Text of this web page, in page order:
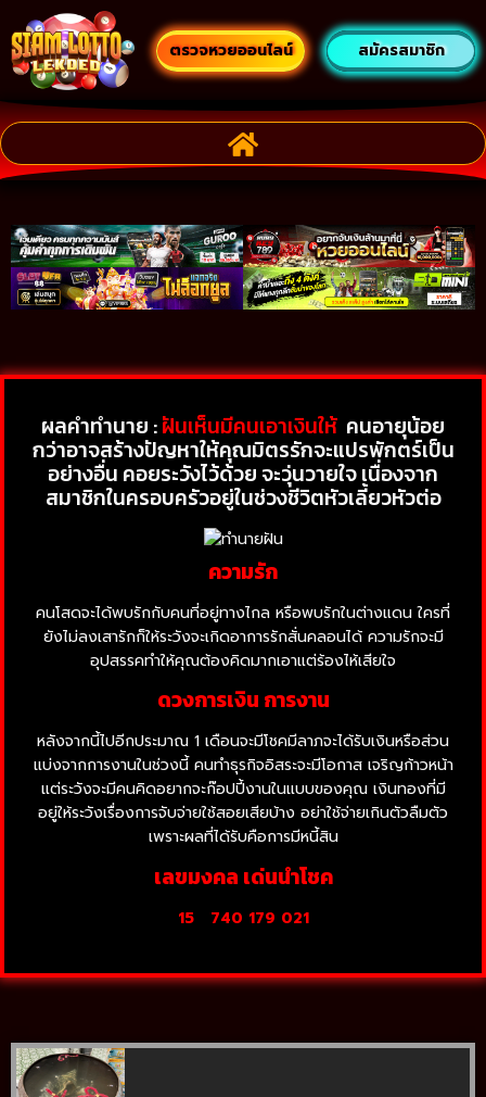
ตรวจหวยออนไลน์ สมัครสมาชิก
ผลคำทำนาย :ฝันเห็นมีคนเอาเงินให้ คนอายุน้อย
กว่าอาจสร้างปัญหาให้คุณมิตรรักจะแปรพักตร์เป็น
อย่างอื่น คอยระวังไว้ด้วย จะวุ่นวายใจ เนื่องจาก
สมาชิกในครอบครัวอยู่ในช่วงชีวิตหัวเลี้ยวหัวต่อ
ความรัก
คนโสดจะได้พบรักกับคนที่อยู่ทางไกล หรือพบรักในต่างแดน ใครที่
ยังไม่ลงเสารักก็ให้ระวังจะเกิดอาการรักสั่นคลอนได้ ความรักจะมี
อุปสรรคทำให้คุณต้องคิดมากเอาแต่ร้องไห้เสียใจ
ดวงการเงิน การงาน
หลังจากนี้ไปอีกประมาณ 1 เดือนจะมีโชคมีลาภจะได้รับเงินหรือส่วน
แบ่งจากการงานในช่วงนี้ คนทำธุรกิจอิสระจะมีโอกาส เจริญก้าวหน้า
แต่ระวังจะมีคนคิดอยากจะก๊อปปี้งานในแบบของคุณ เงินทองที่มี
อยู่ให้ระวังเรื่องการจับจ่ายใช้สอยเสียบ้าง อย่าใช้จ่ายเกินตัวลืมตัว
เพราะผลที่ได้รับคือการมีหนี้สิน
เลขมงคล เด่นนำโชค
15 740 179 021